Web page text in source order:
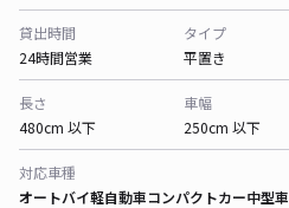
貸出時間
24時間営業
タイプ
平置き
長さ
480cm 以下
車幅
250cm 以下
対応車種
オートバイ軽自動車コンパクトカー中型車